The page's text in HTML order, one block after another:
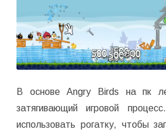
В основе Angry Birds на пк
затягивающий игровой
использовать рогатку, чтобы